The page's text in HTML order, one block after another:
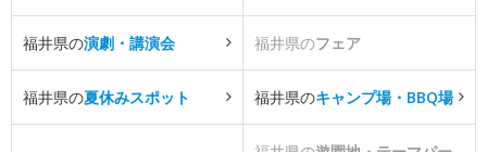
福井県の演劇・講演会 福井県のフェア
福井県の夏休みスポット 福井県のキャンプ場・BBQ場